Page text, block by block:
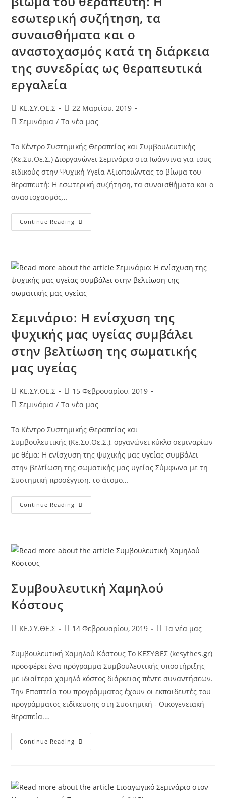
εσωτερική συζήτηση, τα
συναισθήματα και ο
αναστοχασμός κατά τη διάρκεια
της συνεδρίας ως θεραπευτικά
εργαλεία
KE.ΣΥ.ΘΕ.Σ
22 Μαρτίου, 2019
Σεμινάρια / Τα νέα μας
Το Κέντρο Συστημικής Θεραπείας και Συμβουλευτικής
(Κε.Συ.Θε.Σ.) Διοργανώνει Σεμινάριο στα Ιωάννινα για τους
ειδικούς στην Ψυχική Υγεία Αξιοποιώντας το βίωμα του
θεραπευτή: Η εσωτερική συζήτηση, τα συναισθήματα και ο
αναστοχασμός…
Continue Reading
Σεμινάριο: Η ενίσχυση της
ψυχικής μας υγείας συμβάλει
στην βελτίωση της σωματικής
μας υγείας
KE.ΣΥ.ΘΕ.Σ
15 Φεβρουαρίου, 2019
Σεμινάρια / Τα νέα μας
To Kέντρο Συστημικής Θεραπείας και
Συμβουλευτικής (Κε.Συ.Θε.Σ.), οργανώνει κύκλο σεμιναρίων
με θέμα: Η ενίσχυση της ψυχικής μας υγείας συμβάλει
στην βελτίωση της σωματικής μας υγείας Σύμφωνα με τη
Συστημική προσέγγιση, το άτομο…
Continue Reading
Συμβουλευτική Χαμηλού
Κόστους
KE.ΣΥ.ΘΕ.Σ 14 Φεβρουαρίου, 2019 Τα νέα μας
Συμβουλευτική Χαμηλού Κόστους Το ΚΕΣΥΘΕΣ (kesythes.gr)
προσφέρει ένα πρόγραμμα Συμβουλευτικής υποστήριξης
με ιδιαίτερα χαμηλό κόστος διάρκειας πέντε συναντήσεων.
Την Εποπτεία του προγράμματος έχουν οι εκπαιδευτές του
προγράμματος ειδίκευσης στη Συστημική - Οικογενειακή
θεραπεία.…
Continue Reading